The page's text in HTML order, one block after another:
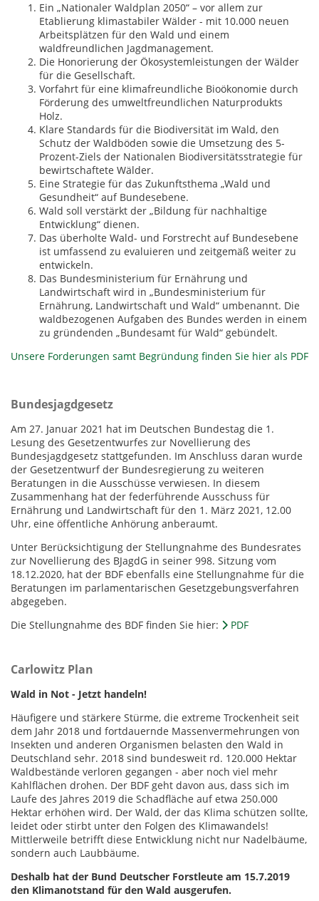
Ein „Nationaler Waldplan 2050“ – vor allem zur
Etablierung klimastabiler Wälder - mit 10.000 neuen
Arbeitsplätzen für den Wald und einem
waldfreundlichen Jagdmanagement.
Die Honorierung der Ökosystemleistungen der Wälder
für die Gesellschaft.
Vorfahrt für eine klimafreundliche Bioökonomie durch
Förderung des umweltfreundlichen Naturprodukts
Holz.
Klare Standards für die Biodiversität im Wald, den
Schutz der Waldböden sowie die Umsetzung des 5-
Prozent-Ziels der Nationalen Biodiversitätsstrategie für
bewirtschaftete Wälder.
Eine Strategie für das Zukunftsthema „Wald und
Gesundheit“ auf Bundesebene.
Wald soll verstärkt der „Bildung für nachhaltige
Entwicklung“ dienen.
Das überholte Wald- und Forstrecht auf Bundesebene
ist umfassend zu evaluieren und zeitgemäß weiter zu
entwickeln.
Das Bundesministerium für Ernährung und
Landwirtschaft wird in „Bundesministerium für
Ernährung, Landwirtschaft und Wald“ umbenannt. Die
waldbezogenen Aufgaben des Bundes werden in einem
zu gründenden „Bundesamt für Wald“ gebündelt.
Unsere Forderungen samt Begründung finden Sie hier als PDF
Bundesjagdgesetz
Am 27. Januar 2021 hat im Deutschen Bundestag die 1.
Lesung des Gesetzentwurfes zur Novellierung des
Bundesjagdgesetz stattgefunden. Im Anschluss daran wurde
der Gesetzentwurf der Bundesregierung zu weiteren
Beratungen in die Ausschüsse verwiesen. In diesem
Zusammenhang hat der federführende Ausschuss für
Ernährung und Landwirtschaft für den 1. März 2021, 12.00
Uhr, eine öffentliche Anhörung anberaumt.
Unter Berücksichtigung der Stellungnahme des Bundesrates
zur Novellierung des BJagdG in seiner 998. Sitzung vom
18.12.2020, hat der BDF ebenfalls eine Stellungnahme für die
Beratungen im parlamentarischen Gesetzgebungsverfahren
abgegeben.
Die Stellungnahme des BDF finden Sie hier:
PDF
Carlowitz Plan
Wald in Not - Jetzt handeln!
Häufigere und stärkere Stürme, die extreme Trockenheit seit
dem Jahr 2018 und fortdauernde Massenvermehrungen von
Insekten und anderen Organismen belasten den Wald in
Deutschland sehr. 2018 sind bundesweit rd. 120.000 Hektar
Waldbestände verloren gegangen - aber noch viel mehr
Kahlflächen drohen. Der BDF geht davon aus, dass sich im
Laufe des Jahres 2019 die Schadfläche auf etwa 250.000
Hektar erhöhen wird. Der Wald, der das Klima schützen sollte,
leidet oder stirbt unter den Folgen des Klimawandels!
Mittlerweile betrifft diese Entwicklung nicht nur Nadelbäume,
sondern auch Laubbäume.
Deshalb hat der Bund Deutscher Forstleute am 15.7.2019
den Klimanotstand für den Wald ausgerufen.